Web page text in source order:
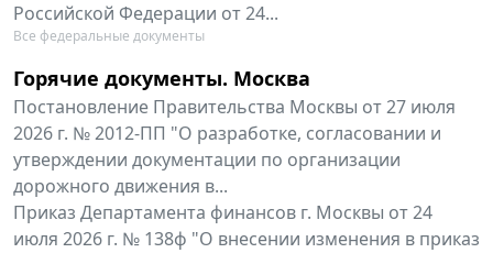
Российской Федерации от 24...
Все федеральные документы
Горячие документы. Москва
Постановление Правительства Москвы от 27 июля
2026 г. № 2012-ПП "О разработке, согласовании и
утверждении документации по организации
дорожного движения в...
Приказ Департамента финансов г. Москвы от 24
июля 2026 г. № 138ф "О внесении изменения в приказ